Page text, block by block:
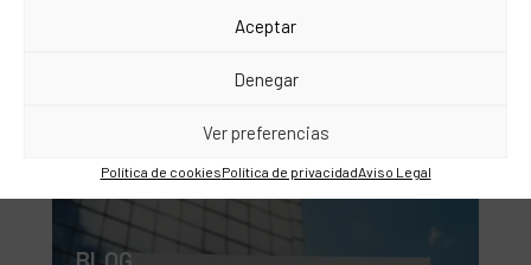
Aceptar
Denegar
Ver preferencias
Política de cookiesPolítica de privacidadAviso Legal